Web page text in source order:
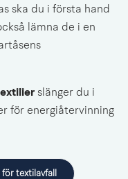
ska du i första hand
lämna de i en
slänger du i
för energiåtervinning
textilavfall